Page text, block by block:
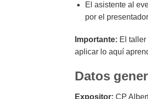
El asistente al
por el
Importante: El
aplicar lo aquí
Datos
Expositor: CP